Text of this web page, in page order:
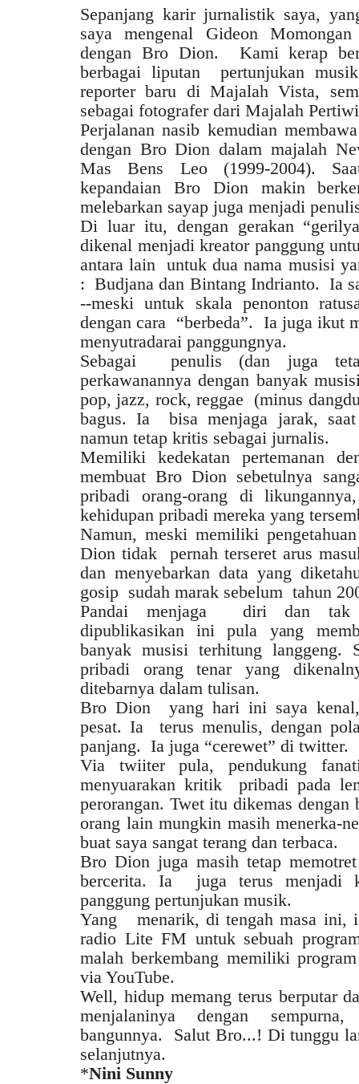
Sepanjang karir jurnalistik saya,
saya mengenal Gideon
dengan Bro Dion. Kami kerap
berbagai liputan pertunjukan
reporter baru di Majalah Vista,
sebagai fotografer dari Majalah
Perjalanan nasib kemudian
dengan Bro Dion dalam majalah
Mas Bens Leo (1999-2004).
kepandaian Bro Dion makin
melebarkan sayap juga menjadi
Di luar itu, dengan gerakan
dikenal menjadi kreator panggung
antara lain untuk dua nama musisi
: Budjana dan Bintang Indrianto. Ia
--meski untuk skala penonton
dengan cara “berbeda”. Ia juga ikut
menyutradarai panggungnya.
Sebagai penulis (dan juga
perkawanannya dengan banyak
pop, jazz, rock, reggae (minus
bagus. Ia bisa menjaga jarak, saat
namun tetap kritis sebagai jurnalis.
Memiliki kedekatan pertemanan
membuat Bro Dion sebetulnya
pribadi orang-orang di
kehidupan pribadi mereka yang
Namun, meski memiliki
Dion tidak pernah terseret arus
dan menyebarkan data yang
gosip sudah marak sebelum tahun
Pandai menjaga diri dan tak
dipublikasikan ini pula yang
banyak musisi terhitung langgeng.
pribadi orang tenar yang
ditebarnya dalam tulisan.
Bro Dion yang hari ini saya
pesat. Ia terus menulis, dengan
panjang. Ia juga “cerewet” di twitter.
Via twiiter pula, pendukung
menyuarakan kritik pribadi pada
perorangan. Twet itu dikemas dengan
orang lain mungkin masih menerka-
buat saya sangat terang dan terbaca.
Bro Dion juga masih tetap
bercerita. Ia juga terus menjadi
panggung pertunjukan musik.
Yang menarik, di tengah masa ini,
radio Lite FM untuk sebuah
malah berkembang memiliki
via YouTube.
Well, hidup memang terus berputar
menjalaninya dengan
bangunnya. Salut Bro...! Di tunggu
selanjutnya.
*Nini Sunny